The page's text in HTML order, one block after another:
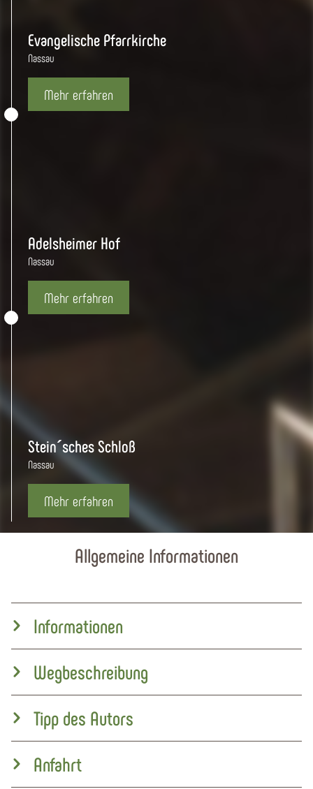
Evangelische Pfarrkirche
Nassau
Mehr erfahren
Adelsheimer Hof
Nassau
Mehr erfahren
Stein´sches Schloß
Nassau
Mehr erfahren
Allgemeine Informationen
Informationen
Wegbeschreibung
Tipp des Autors
Anfahrt